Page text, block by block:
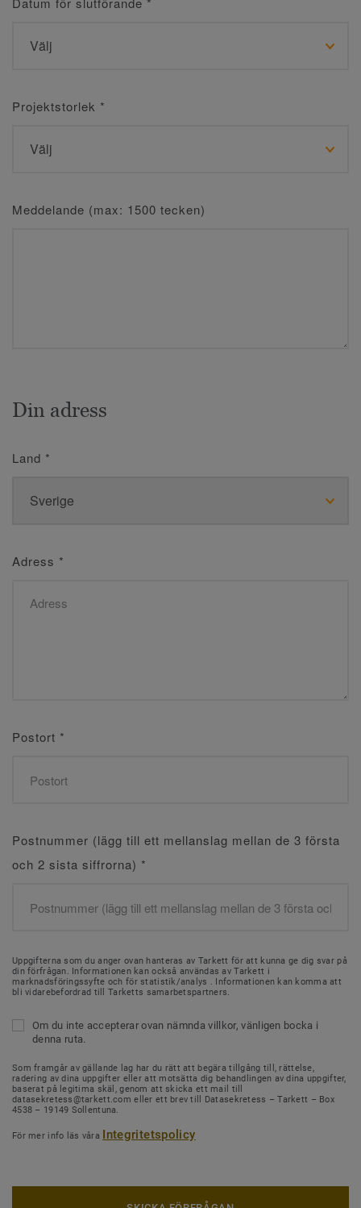
Projektstorlek *
Meddelande (max: 1500 tecken)
Din adress
Land *
Adress *
Postort *
Postnummer (lägg till ett mellanslag mellan de 3 första
och 2 sista siffrorna) *
Uppgifterna som du anger ovan hanteras av Tarkett för att kunna ge dig svar på
din förfrågan. Informationen kan också användas av Tarkett i
marknadsföringssyfte och för statistik/analys . Informationen kan komma att
bli vidarebefordrad till Tarketts samarbetspartners.
Om du inte accepterar ovan nämnda villkor, vänligen bocka i
denna ruta.
Som framgår av gällande lag har du rätt att begära tillgång till, rättelse,
radering av dina uppgifter eller att motsätta dig behandlingen av dina uppgifter,
baserat på legitima skäl, genom att skicka ett mail till
datasekretess@tarkett.com eller ett brev till Datasekretess – Tarkett – Box
4538 – 19149 Sollentuna.
För mer info läs våra Integritetspolicy